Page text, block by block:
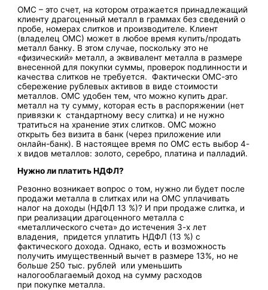
ОМС – это счет, на котором отражается принадлежащий
клиенту драгоценный металл в граммах без сведений о
пробе, номерах слитков и производителе. Клиент
(владелец ОМС) может в любое время купить/продать
металл банку. В этом случае, поскольку это не
«физический» металл, а эквивалент металла в размере
внесенной для покупки суммы, проверок подлинности и
качества слитков не требуется. Фактически ОМС-это
сбережение рублевых активов в виде стоимости
металлов. ОМС удобен тем, что можно купить драг.
металл на ту сумму, которая есть в распоряжении (нет
привязки к стандартному весу слитка) и не нужно
тратиться на хранение этих слитков. ОМС можно
открыть без визита в банк (через приложение или
онлайн-банк). В настоящее время по ОМС есть выбор 4-
х видов металлов: золото, серебро, платина и палладий.
Нужно ли платить НДФЛ?
Резонно возникает вопрос о том, нужно ли будет после
продажи металла в слитках или на ОМС уплачивать
налог на доходы (НДФЛ 13 %)? И при продаже слитка, и
при реализации драгоценного металла с
«металлического счета» до истечения 3-х лет
владения, придется уплатить НДФЛ (13 %) с
фактического дохода. Однако, есть и возможность
получить имущественный вычет в размере 13%, но не
больше 250 тыс. рублей или уменьшить
налогооблагаемый доход на сумму расходов
при покупке металла.